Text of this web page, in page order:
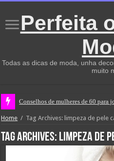
Perfeita
Todas as dicas de moda, unha
muito
Conselhos de mulheres de 60 para
Home / Tag Archives: limpeza de pele
Tag Archives: limpeza de